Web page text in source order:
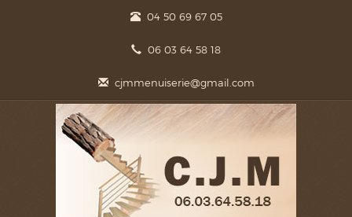
04 50 69 67 05
06 03 64 58 18
cjmmenuiserie@gmail.com